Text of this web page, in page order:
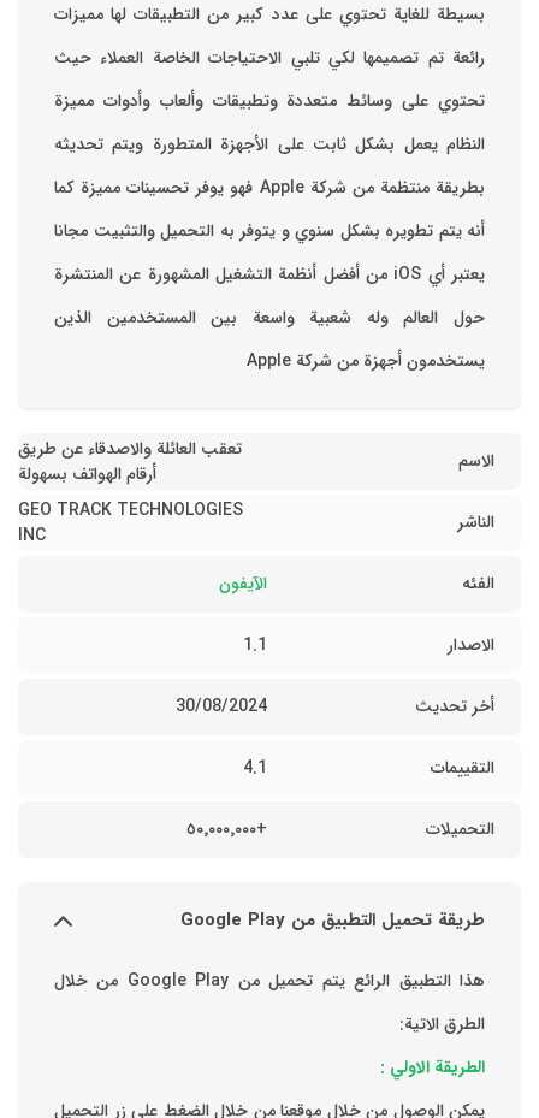
بسيطة للغاية تحتوي على عدد كبير من التطبيقات لها مميزات
رائعة تم تصميمها لكي تلبي الاحتياجات الخاصة العملاء حيث
تحتوي على وسائط متعددة وتطبيقات وألعاب وأدوات مميزة
‏النظام يعمل بشكل ثابت على الأجهزة المتطورة ويتم تحديثه
بطريقة منتظمة من شركة Apple فهو يوفر تحسينات مميزة كما
أنه يتم تطويره بشكل سنوي و يتوفر به التحميل والتثبيت مجانا
‏يعتبر أي iOS من أفضل أنظمة التشغيل المشهورة عن المنتشرة
حول العالم وله شعبية واسعة بين المستخدمين الذين
يستخدمون أجهزة من شركة Apple
الاسم
تعقب العائلة والاصدقاء عن طريق
أرقام الهواتف بسهولة
الناشر
GEO TRACK TECHNOLOGIES
INC
الفئه
الآيفون
الاصدار 1.1
أخر تحديث 30/08/2024
التقييمات 4.1
التحميلات +٥٠٬٠٠٠٬٠٠٠
طريقة تحميل التطبيق من Google Play
هذا التطبيق الرائع يتم تحميل من Google Play من خلال
الطرق الاتية:
الطريقة الاولي :
يمكن الوصول من خلال موقعنا من خلال الضغط علي زر التحميل